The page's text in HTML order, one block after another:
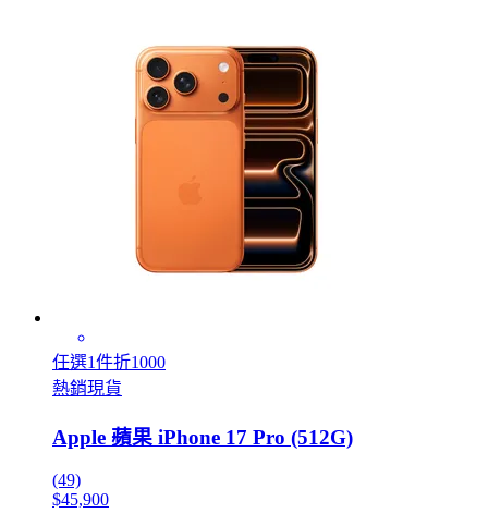
任選1件折1000
熱銷現貨
Apple 蘋果 iPhone 17 Pro (512G)
(49)
$45,900